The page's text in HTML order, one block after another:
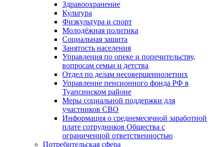
Здравоохранение
Культура
Физкультура и спорт
Молодёжная политика
Социальная защита
Занятость населения
Управления по опеке и попечительству,
вопросам семьи и детства
Отдел по делам несовершеннолетних
Управление пенсионного фонда РФ в
Туапсинском районе
Меры социальной поддержки для
участников СВО
Информация о среднемесячной заработной
плате сотрудников Общества с
ограниченной ответственностью
Потребительская сфера